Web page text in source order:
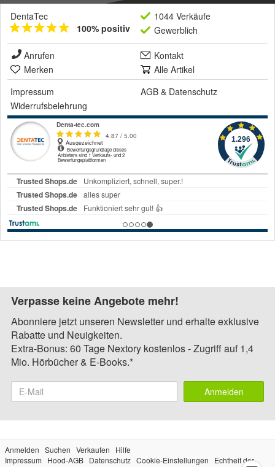
DentaTec
100% positiv
1044 Verkäufe
Gewerblich
Anrufen
Kontakt
Merken
Alle Artikel
Impressum
AGB & Datenschutz
Widerrufsbelehrung
Verpasse keine Angebote mehr!
Abonniere jetzt unseren Newsletter und erhalte exklusive
Rabatte und Neuigkeiten.
Extra-Bonus: 60 Tage Nextory kostenlos - Zugriff auf 1,4
Mio. Hörbücher & E-Books.*
Anmelden
Anmelden Suchen Verkaufen
Hilfe
Impressum
Hood-AGB Datenschutz Cookie-Einstellungen
Echtheit der